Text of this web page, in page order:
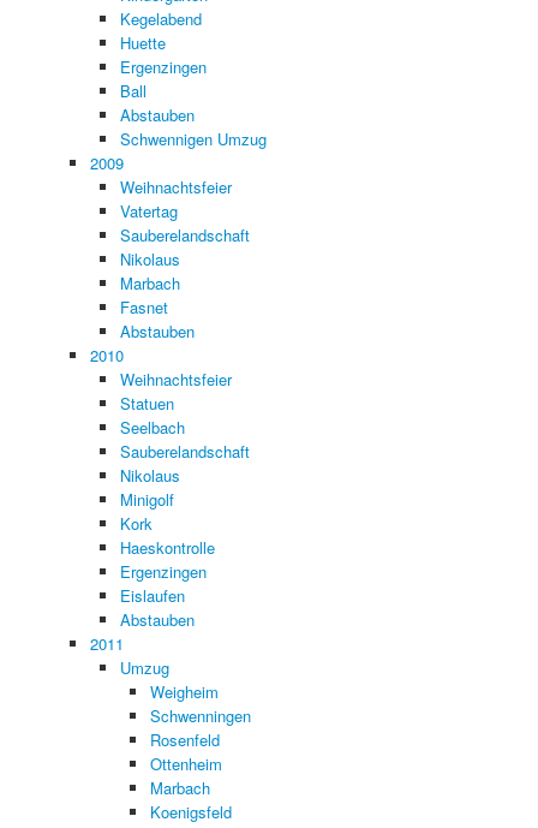
Kegelabend
Huette
Ergenzingen
Ball
Abstauben
Schwennigen Umzug
2009
Weihnachtsfeier
Vatertag
Sauberelandschaft
Nikolaus
Marbach
Fasnet
Abstauben
2010
Weihnachtsfeier
Statuen
Seelbach
Sauberelandschaft
Nikolaus
Minigolf
Kork
Haeskontrolle
Ergenzingen
Eislaufen
Abstauben
2011
Umzug
Weigheim
Schwenningen
Rosenfeld
Ottenheim
Marbach
Koenigsfeld